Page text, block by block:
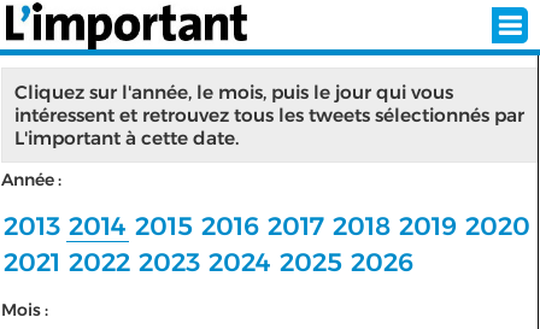
INSCRIPTION
SÉLECTION DE L'ÉTÉ
Cliquez sur l'année, le mois, puis le jour qui vous
intéressent et retrouvez tous les tweets sélectionnés par
L'important à cette date.
Année :
2013 2014 2015 2016 2017 2018 2019 2020
2021 2022 2023 2024 2025 2026
Mois :